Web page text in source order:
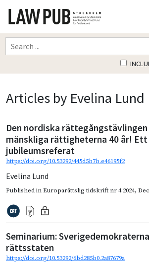
Articles by Evelina Lund
Den nordiska
mänskliga rättigheterna 40 år! Ett
jubileumsreferat
https://doi.org/10.53292/445d5b7b.e46195f2
Evelina Lund
Published inEuroparättslig tidskrift nr 4 2024,
Seminarium:
rättsstaten
https://doi.org/10.53292/6bd285b0.2a87679a